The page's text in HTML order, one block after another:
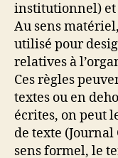
institutionnel)
Au sens
utilisé pour
relatives à
Ces règles
textes ou en
écrites, on peut
de texte
sens formel, le